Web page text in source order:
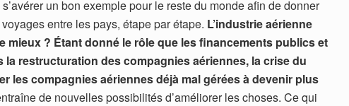
un bon exemple pour le reste du monde afin de donner
entre les pays, étape par étape. L’industrie aérienne
mieux ? Étant donné le rôle que les financements publics et
la restructuration des compagnies aériennes, la crise du
les compagnies aériennes déjà mal gérées à devenir plus
de nouvelles possibilités d’améliorer les choses. Ce qui